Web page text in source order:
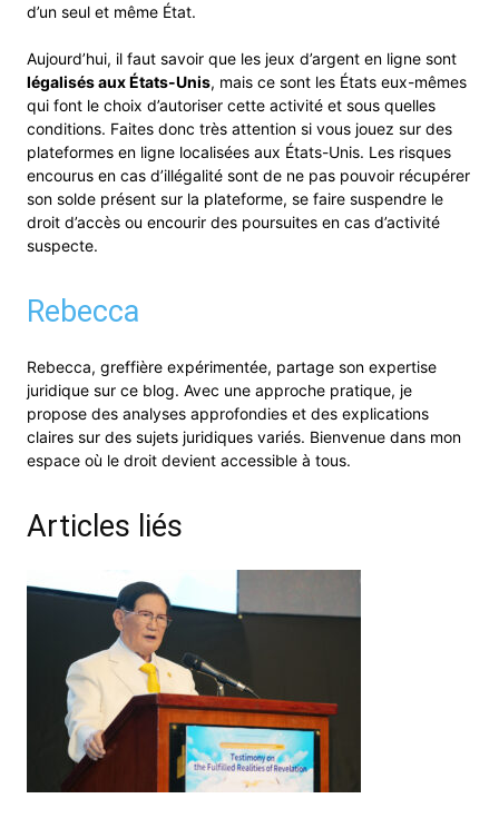
d’un seul et même État.
Aujourd’hui, il faut savoir que les jeux d’argent en ligne sont
légalisés aux États-Unis, mais ce sont les États eux-mêmes
qui font le choix d’autoriser cette activité et sous quelles
conditions. Faites donc très attention si vous jouez sur des
plateformes en ligne localisées aux États-Unis. Les risques
encourus en cas d’illégalité sont de ne pas pouvoir récupérer
son solde présent sur la plateforme, se faire suspendre le
droit d’accès ou encourir des poursuites en cas d’activité
suspecte.
Rebecca
Rebecca, greffière expérimentée, partage son expertise
juridique sur ce blog. Avec une approche pratique, je
propose des analyses approfondies et des explications
claires sur des sujets juridiques variés. Bienvenue dans mon
espace où le droit devient accessible à tous.
Articles liés